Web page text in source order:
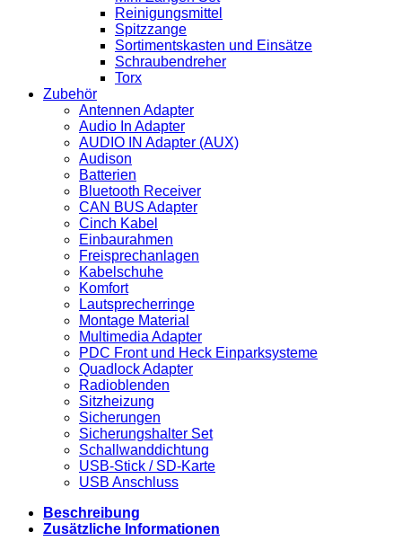
Reinigungsmittel
Spitzzange
Sortimentskasten und Einsätze
Schraubendreher
Torx
Zubehör
Antennen Adapter
Audio In Adapter
AUDIO IN Adapter (AUX)
Audison
Batterien
Bluetooth Receiver
CAN BUS Adapter
Cinch Kabel
Einbaurahmen
Freisprechanlagen
Kabelschuhe
Komfort
Lautsprecherringe
Montage Material
Multimedia Adapter
PDC Front und Heck Einparksysteme
Quadlock Adapter
Radioblenden
Sitzheizung
Sicherungen
Sicherungshalter Set
Schallwanddichtung
USB-Stick / SD-Karte
USB Anschluss
Beschreibung
Zusätzliche Informationen